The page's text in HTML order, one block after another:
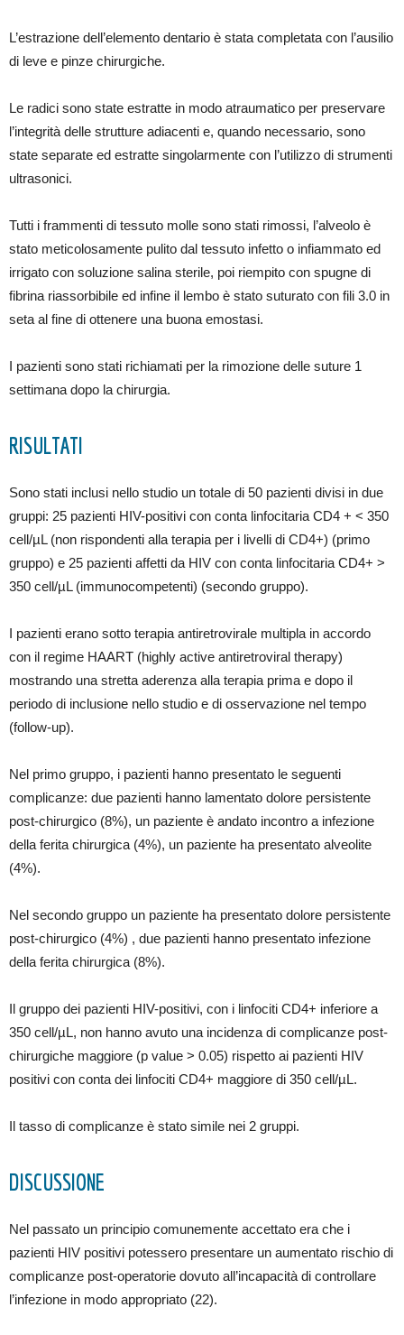
L’estrazione dell’elemento dentario è stata completata con l’ausilio
di leve e pinze chirurgiche.
Le radici sono state estratte in modo atraumatico per preservare
l’integrità delle strutture adiacenti e, quando necessario, sono
state separate ed estratte singolarmente con l’utilizzo di strumenti
ultrasonici.
Tutti i frammenti di tessuto molle sono stati rimossi, l’alveolo è
stato meticolosamente pulito dal tessuto infetto o infiammato ed
irrigato con soluzione salina sterile, poi riempito con spugne di
fibrina riassorbibile ed infine il lembo è stato suturato con fili 3.0 in
seta al fine di ottenere una buona emostasi.
I pazienti sono stati richiamati per la rimozione delle suture 1
settimana dopo la chirurgia.
RISULTATI
Sono stati inclusi nello studio un totale di 50 pazienti divisi in due
gruppi: 25 pazienti HIV-positivi con conta linfocitaria CD4 + < 350
cell/µL (non rispondenti alla terapia per i livelli di CD4+) (primo
gruppo) e 25 pazienti affetti da HIV con conta linfocitaria CD4+ >
350 cell/µL (immunocompetenti) (secondo gruppo).
I pazienti erano sotto terapia antiretrovirale multipla in accordo
con il regime HAART (highly active antiretroviral therapy)
mostrando una stretta aderenza alla terapia prima e dopo il
periodo di inclusione nello studio e di osservazione nel tempo
(follow-up).
Nel primo gruppo, i pazienti hanno presentato le seguenti
complicanze: due pazienti hanno lamentato dolore persistente
post-chirurgico (8%), un paziente è andato incontro a infezione
della ferita chirurgica (4%), un paziente ha presentato alveolite
(4%).
Nel secondo gruppo un paziente ha presentato dolore persistente
post-chirurgico (4%) , due pazienti hanno presentato infezione
della ferita chirurgica (8%).
Il gruppo dei pazienti HIV-positivi, con i linfociti CD4+ inferiore a
350 cell/µL, non hanno avuto una incidenza di complicanze post-
chirurgiche maggiore (p value > 0.05) rispetto ai pazienti HIV
positivi con conta dei linfociti CD4+ maggiore di 350 cell/µL.
Il tasso di complicanze è stato simile nei 2 gruppi.
DISCUSSIONE
Nel passato un principio comunemente accettato era che i
pazienti HIV positivi potessero presentare un aumentato rischio di
complicanze post-operatorie dovuto all’incapacità di controllare
l’infezione in modo appropriato (22).